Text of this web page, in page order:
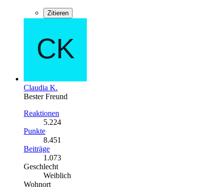
Zitieren
Claudia K.
Bester Freund
Reaktionen
5.224
Punkte
8.451
Beiträge
1.073
Geschlecht
Weiblich
Wohnort